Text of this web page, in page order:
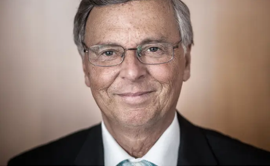
Danke herzlich für alles, was ihr mir getan;
Mein Ausflug an die Alster war alles andere als Wahn!